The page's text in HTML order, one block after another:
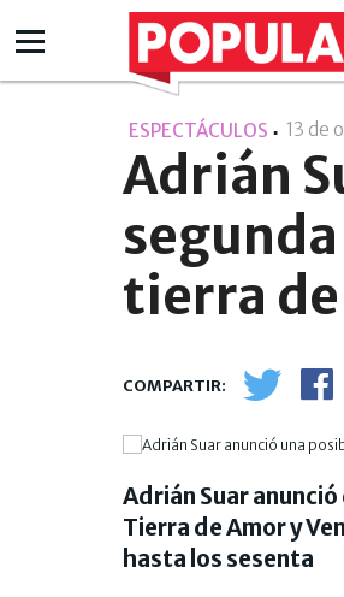
ESPECTÁCULOS 13 de
Adrián
tierra
Adrián Suar
Tierra de Amor y
hasta los sesenta